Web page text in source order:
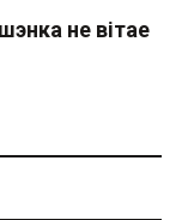
не вітае